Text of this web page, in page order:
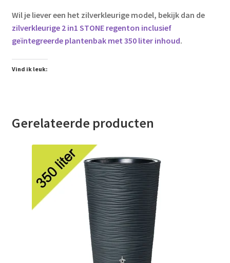
Wil je liever een het zilverkleurige model, bekijk dan de
zilverkleurige 2 in1 STONE regenton inclusief
geïntegreerde plantenbak met 350 liter inhoud.
Vind ik leuk:
Gerelateerde producten